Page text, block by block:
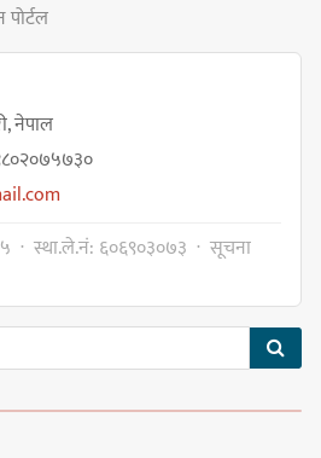
प्रमुख बेघालाई अश्लील शब्द
रोकियो
अधिकार विहीन भएकोले सरकार
गर्न दलहरूलाई अस्थिरताको
सिलिचोङ स्वास्थ्य
नेपाल
· स्था.ले.नं: ६०६९०३०७३ · सूचना